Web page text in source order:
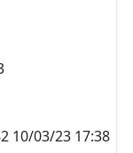
10/03/23 17:38